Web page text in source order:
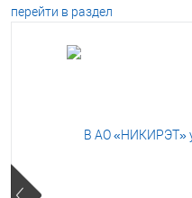
перейти в раздел